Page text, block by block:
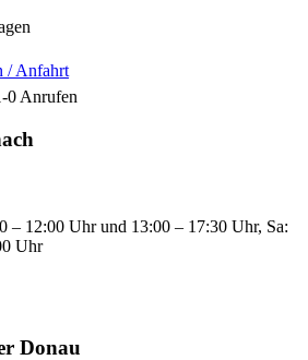
/ Anfahrt
0 Anrufen
– 12:00 Uhr und 13:00 – 17:30 Uhr, Sa:
Uhr
Donau